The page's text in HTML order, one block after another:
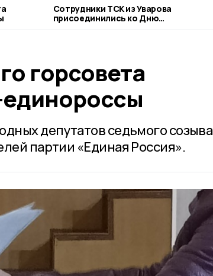
Сотрудники ТСК из Уварова
присоединились ко Дню
благотворительного труда
горсовета
депутатов седьмого созыва
партии «Единая Россия».